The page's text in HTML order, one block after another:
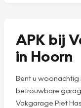
APK bij
in Hoorn
Bent u woonachtig
betrouwbare
Vakgarage Piet